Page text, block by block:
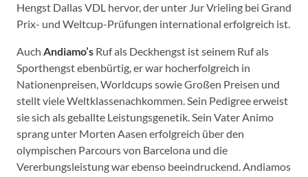
Hengst Dallas VDL hervor, der unter Jur Vrieling bei Grand
Prix- und Weltcup-Prüfungen international erfolgreich ist.
Auch Andiamo’s Ruf als Deckhengst ist seinem Ruf als
Sporthengst ebenbürtig, er war hocherfolgreich in
Nationenpreisen, Worldcups sowie Großen Preisen und
stellt viele Weltklassenachkommen. Sein Pedigree erweist
sie sich als geballte Leistungsgenetik. Sein Vater Animo
sprang unter Morten Aasen erfolgreich über den
olympischen Parcours von Barcelona und die
Vererbungsleistung war ebenso beeindruckend. Andiamos